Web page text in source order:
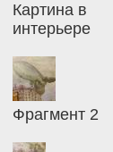
Картина в
интерьере
Фрагмент 2